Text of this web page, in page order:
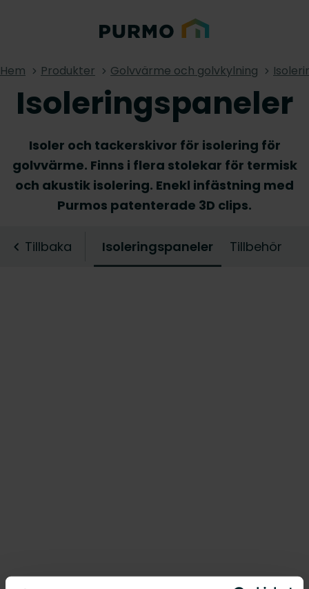
Hem Produkter Golvvärme och golvkylning
Isoleringspaneler
Isoler och tackerskivor för isolering för
golvvärme. Finns i flera stolekar för termisk
och akustik isolering. Enekl infästning med
Purmos patenterade 3D clips.
Tillbaka Isoleringspaneler Tillbehör